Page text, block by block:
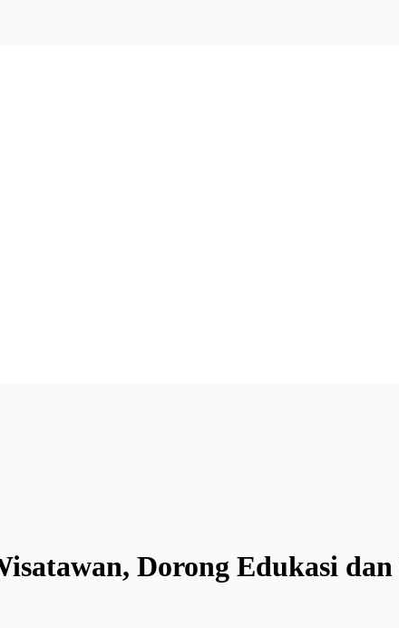
Dorong Edukasi dan